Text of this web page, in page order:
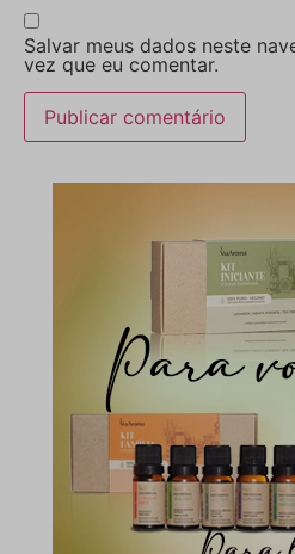
Salvar meus dados neste
vez que eu comentar.